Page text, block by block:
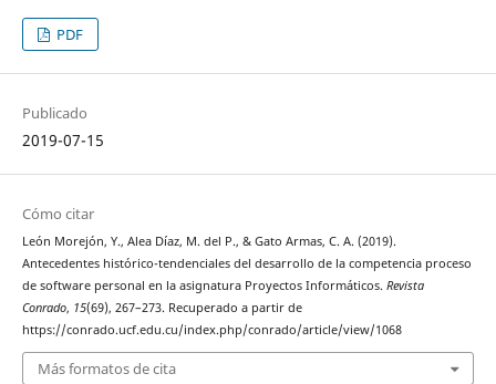
PDF
Publicado
2019-07-15
Cómo citar
León Morejón, Y., Alea Díaz, M. del P., & Gato Armas, C. A. (2019).
Antecedentes histórico-tendenciales del desarrollo de la competencia proceso
de software personal en la asignatura Proyectos Informáticos. Revista
Conrado, 15(69), 267–273. Recuperado a partir de
https://conrado.ucf.edu.cu/index.php/conrado/article/view/1068
Más formatos de cita